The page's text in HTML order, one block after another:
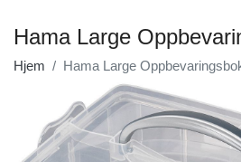
Hama Large
Hjem Hama Large